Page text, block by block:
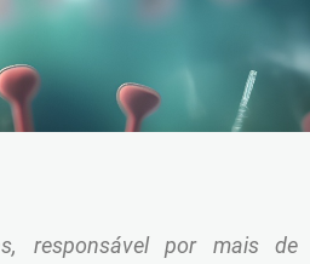
responsável por mais de